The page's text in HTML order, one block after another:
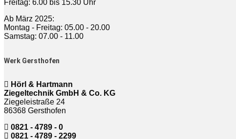
Freitag: 6.00 bis 15.30 Uhr
Ab März 2025:
Montag - Freitag: 05.00 - 20.00
Samstag: 07.00 - 11.00
Werk Gersthofen
Hörl & Hartmann
Ziegeltechnik GmbH & Co. KG
Ziegeleistraße 24
86368 Gersthofen
0821 - 4789 - 0
0821 - 4789 - 2299